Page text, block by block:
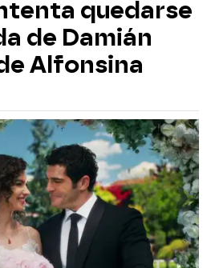
quedarse
de Damián
Alfonsina